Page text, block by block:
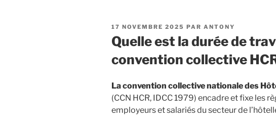
PUBLIÉ
LE
17 NOVEMBRE 2025 PAR ANTONY
Quelle est la durée de
convention collective
La convention collective nationale des
(CCN HCR, IDCC 1979) encadre et fixe les
employeurs et salariés du secteur de